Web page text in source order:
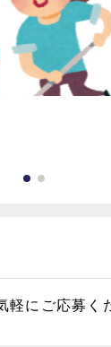
軽にご応募く